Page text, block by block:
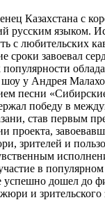
Казахстана с
русским языком.
с любительских
сроки завоевал
у Андрея
песни
победу в
став первым
проекта,
зрителей и
в
успешно дошел до
и зрительского